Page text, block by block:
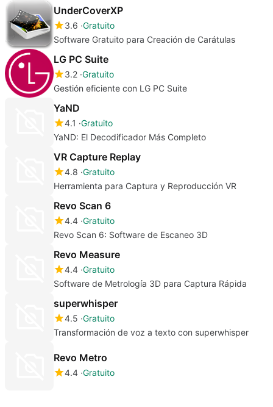
UnderCoverXP
3.6 Gratuito
Software Gratuito para Creación de Carátulas
LG PC Suite
3.2 Gratuito
Gestión eficiente con LG PC Suite
YaND
4.1 Gratuito
YaND: El Decodificador Más Completo
VR Capture Replay
4.8 Gratuito
Herramienta para Captura y Reproducción VR
Revo Scan 6
4.4 Gratuito
Revo Scan 6: Software de Escaneo 3D
Revo Measure
4.4 Gratuito
Software de Metrología 3D para Captura Rápida
superwhisper
4.5 Gratuito
Transformación de voz a texto con superwhisper
Revo Metro
4.4 Gratuito